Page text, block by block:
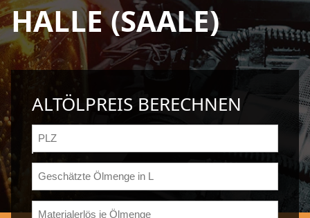
HALLE (SAALE)
ALTÖLPREIS BERECHNEN